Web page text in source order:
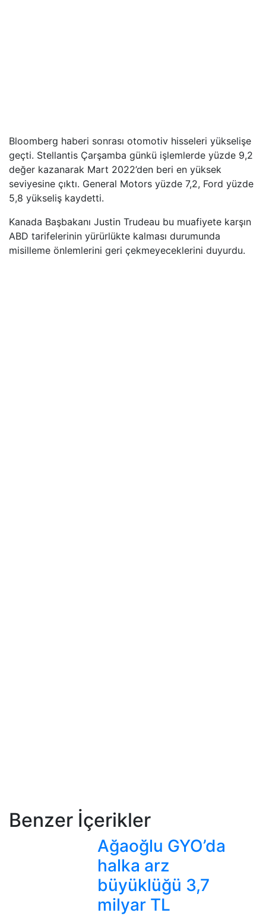
Bloomberg haberi sonrası otomotiv hisseleri yükselişe
geçti. Stellantis Çarşamba günkü işlemlerde yüzde 9,2
değer kazanarak Mart 2022’den beri en yüksek
seviyesine çıktı. General Motors yüzde 7,2, Ford yüzde
5,8 yükseliş kaydetti.
Kanada Başbakanı Justin Trudeau bu muafiyete karşın
ABD tarifelerinin yürürlükte kalması durumunda
misilleme önlemlerini geri çekmeyeceklerini duyurdu.
Benzer İçerikler
Ağaoğlu GYO’da
halka arz
büyüklüğü 3,7
milyar TL